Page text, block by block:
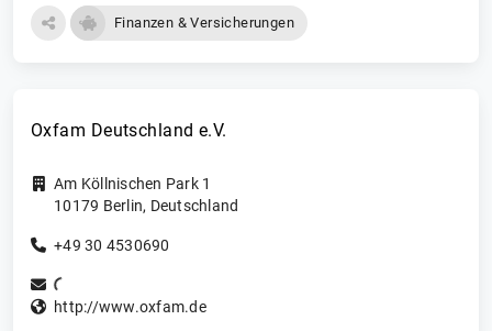
Finanzen & Versicherungen
Oxfam Deutschland e.V.
Am Köllnischen Park 1
10179 Berlin, Deutschland
+49 30 4530690
http://www.oxfam.de